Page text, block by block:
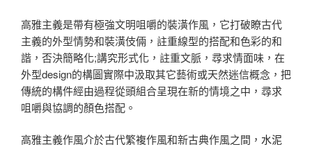
高雅主義是帶有極強文明咀嚼的裝潢作風，它打破瞭古代
主義的外型情勢和裝潢伎倆，註重線型的搭配和色彩的和
諧，否決簡略化;講究形式化，註重文脈，尋求情面味，在
外型design的構圖實際中汲取其它藝術或天然迷信概念，把
傳統的構件經由過程從頭組合呈現在新的情境之中，尋求
咀嚼與協調的顏色搭配。
高雅主義作風介於古代繁複作風和新古典作風之間， 水泥